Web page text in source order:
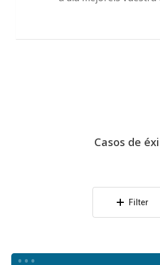
Casos de
Filter